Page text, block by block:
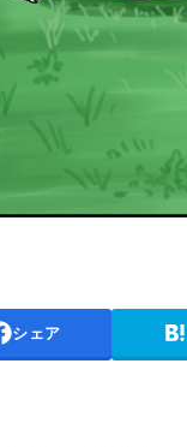
シェア